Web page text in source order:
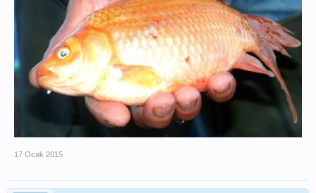
17 Ocak 2015